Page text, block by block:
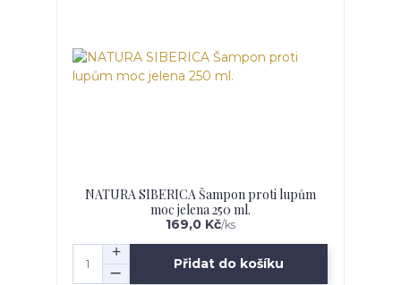
NATURA SIBERICA Šampon proti lupům
moc jelena 250 ml.
169,0 Kč/ks
Přidat do košíku